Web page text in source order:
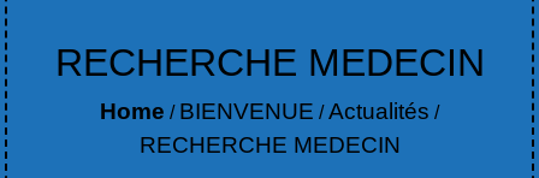
RECHERCHE MEDECIN
Home / BIENVENUE /Actualités /
RECHERCHE MEDECIN